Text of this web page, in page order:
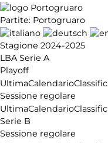
Partite: Portogruaro
Stagione 2024-2025
LBA Serie A
Playoff
UltimaCalendario
Sessione regolare
UltimaCalendario
Serie B
Sessione regolare